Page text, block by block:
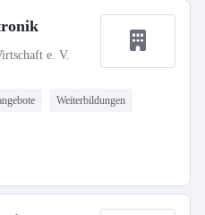
e. V.
Weiterbildungen